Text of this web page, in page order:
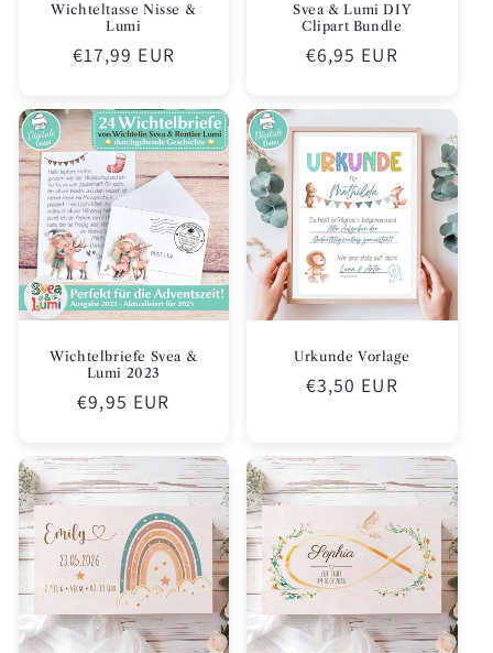
Wichteltasse Nisse &
Lumi
Normaler
€17,99 EUR
Svea & Lumi DIY
Clipart Bundle
Normaler
€6,95 EUR
Wichtelbriefe Svea &
Lumi 2023
Normaler
€9,95 EUR
Urkunde Vorlage
Normaler
€3,50 EUR